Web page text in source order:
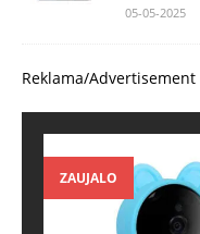
05-05-2025
Reklama/Advertisement
ZAUJALO